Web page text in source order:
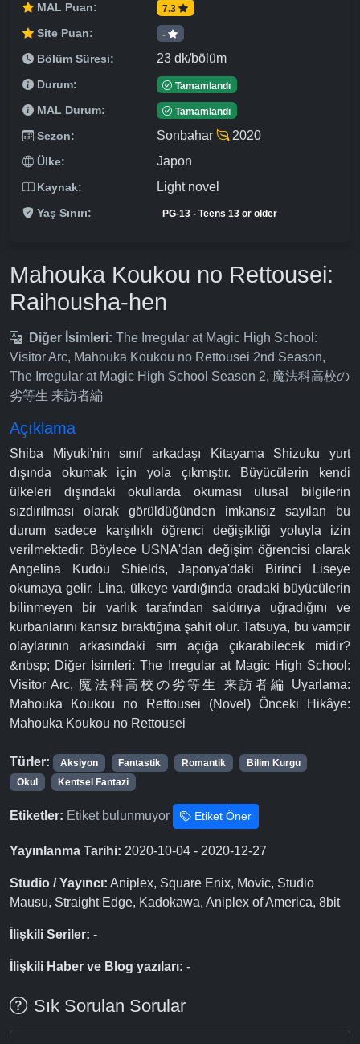
MAL Puan: 7.3
Site Puan: -
Bölüm Süresi: 23 dk/bölüm
Durum: Tamamlandı
MAL Durum: Tamamlandı
Sezon: Sonbahar 2020
Ülke: Japon
Kaynak: Light novel
Yaş Sınırı: PG-13 - Teens 13 or older
Mahouka Koukou no Rettousei:
Raihousha-hen
Diğer İsimleri: The Irregular at Magic High School:
Visitor Arc, Mahouka Koukou no Rettousei 2nd Season,
The Irregular at Magic High School Season 2, 魔法科高校の
劣等生 来訪者編
Açıklama
Shiba Miyuki'nin sınıf arkadaşı Kitayama Shizuku yurt
dışında okumak için yola çıkmıştır. Büyücülerin kendi
ülkeleri dışındaki okullarda okuması ulusal bilgilerin
sızdırılması olarak görüldüğünden imkansız sayılan bu
durum sadece karşılıklı öğrenci değişikliği yoluyla izin
verilmektedir. Böylece USNA'dan değişim öğrencisi olarak
Angelina Kudou Shields, Japonya'daki Birinci Liseye
okumaya gelir. Lina, ülkeye vardığında oradaki büyücülerin
bilinmeyen bir varlık tarafından saldırıya uğradığını ve
kurbanlarını kansız bıraktığına şahit olur. Tatsuya, bu vampir
olaylarının arkasındaki sırrı açığa çıkarabilecek midir?
&nbsp; Diğer İsimleri: The Irregular at Magic High School:
Visitor Arc, 魔法科高校の劣等生 来訪者編 Uyarlama:
Mahouka Koukou no Rettousei (Novel) Önceki Hikâye:
Mahouka Koukou no Rettousei
Türler: Aksiyon Fantastik Romantik
Bilim Kurgu
Okul
Kentsel Fantazi
Etiketler: Etiket bulunmuyor Etiket Öner
Yayınlanma Tarihi: 2020-10-04 - 2020-12-27
Studio / Yayıncı: Aniplex, Square Enix, Movic, Studio
Mausu, Straight Edge, Kadokawa, Aniplex of America, 8bit
İlişkili Seriler: -
İlişkili Haber ve Blog yazıları: -
Sık Sorulan Sorular